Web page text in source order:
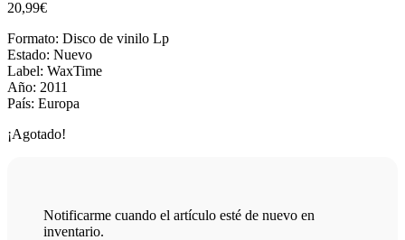
20,99€
Formato: Disco de vinilo Lp
Estado: Nuevo
Label: WaxTime
Año: 2011
País: Europa
¡Agotado!
Notificarme cuando el artículo esté de nuevo en
inventario.